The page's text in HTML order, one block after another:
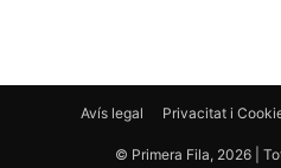
Avís legal Privacitat i
© Primera Fila, 2026 |